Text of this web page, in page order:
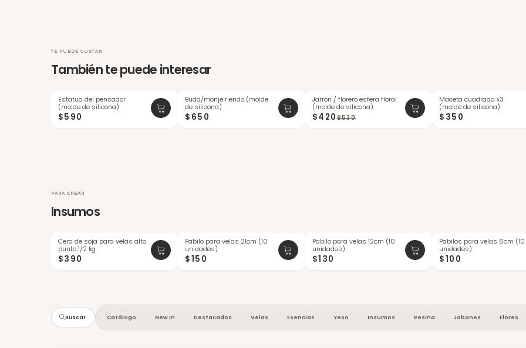
TE PUEDE GUSTAR
También te puede interesar
Estatua del pensador
(molde de silicona)
$590
Buda/monje riendo (molde
de silicona)
$650
-20%
Jarrón / florero esfera floral
(molde de silicona)
$420$530
Maceta cuadrada x3
(molde de silicona)
$350
PARA CREAR
Insumos
ÚLTIMAS
Cera de soja para velas alto
punto 1/2 kg
$390
Pabilo para velas 21cm (10
unidades)
$150
ÚLTIMAS
Pabilo para velas 12cm (10
unidades)
$130
Pabilos para velas 6cm (10
unidades)
$100
Buscar Catálogo New In Destacados Velas Esencias Yeso Insumos Resina Jabones Flores